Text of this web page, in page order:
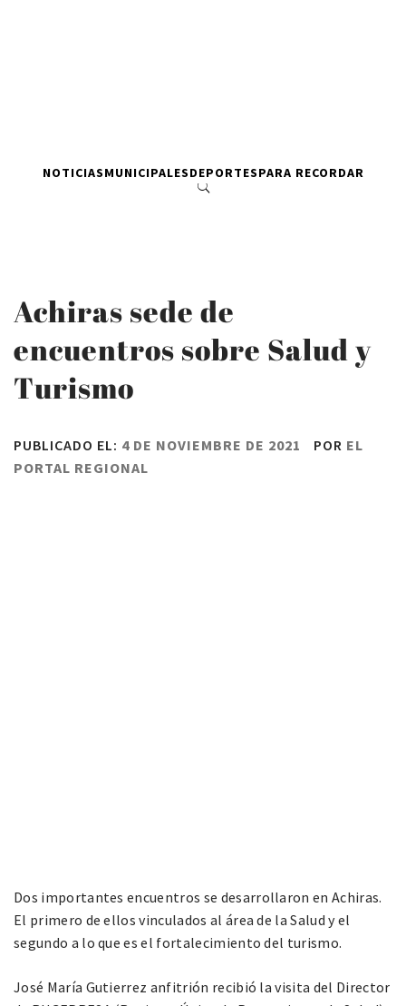
NOTICIASMUNICIPALESDEPORTESPARA RECORDAR
Achiras sede de
encuentros sobre Salud y
Turismo
PUBLICADO EL: 4 DE NOVIEMBRE DE 2021 POR EL
PORTAL REGIONAL
Dos importantes encuentros se desarrollaron en Achiras.
El primero de ellos vinculados al área de la Salud y el
segundo a lo que es el fortalecimiento del turismo.
José María Gutierrez anfitrión recibió la visita del Director